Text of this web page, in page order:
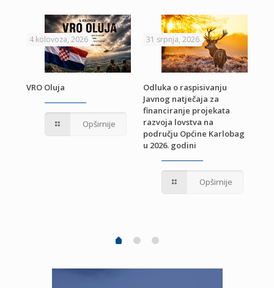
4 kolovoza, 2026
VRO Oluja
Opširnije
31 srpnja, 2026
Odluka o raspisivanju
Javnog natječaja za
financiranje projekata
razvoja lovstva na
području Općine Karlobag
u 2026. godini
Opširnije